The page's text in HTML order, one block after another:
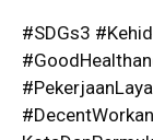
#SDGs3